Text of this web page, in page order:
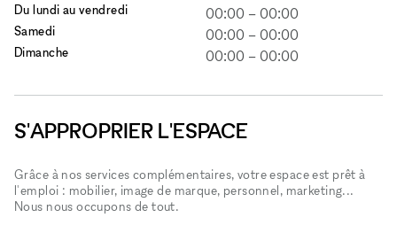
Du lundi au vendredi 00:00 – 00:00
Samedi 00:00 – 00:00
Dimanche 00:00 – 00:00
S'APPROPRIER L'ESPACE
Grâce à nos services complémentaires, votre espace est prêt à
l'emploi : mobilier, image de marque, personnel, marketing...
Nous nous occupons de tout.